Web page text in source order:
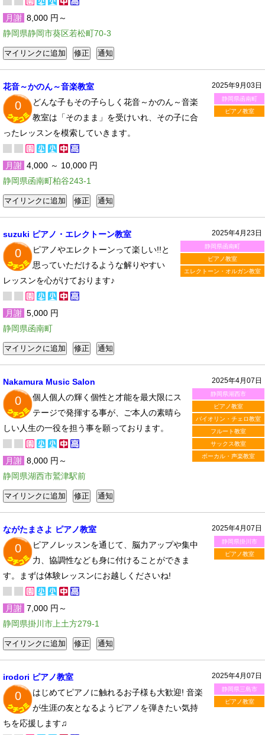
月謝 8,000 円～
静岡県静岡市葵区若松町70-3
2025年9月03日
静岡県函南町
ピアノ教室
花音～かのん～音楽教室
0
どんな子もその子らしく花音～かのん～音楽
教室は「そのまま」を受けいれ、その子に合
ったレッスンを模索していきます。
月謝 4,000 ～ 10,000 円
静岡県函南町柏谷243-1
2025年4月23日
静岡県函南町
ピアノ教室
エレクトーン・オルガン教室
suzuki ピアノ・エレクトーン教室
0
ピアノやエレクトーンって楽しい!!と
思っていただけるような解りやすい
レッスンを心がけております♪
月謝 5,000 円
静岡県函南町
2025年4月07日
静岡県湖西市
ピアノ教室
バイオリン・チェロ教室
フルート教室
サックス教室
ボーカル・声楽教室
Nakamura Music Salon
0
個人個人の輝く個性と才能を最大限にス
テージで発揮する事が、ご本人の素晴ら
しい人生の一役を担う事を願っております。
月謝 8,000 円～
静岡県湖西市鷲津駅前
2025年4月07日
静岡県掛川市
ピアノ教室
ながたまさよ ピアノ教室
0
ピアノレッスンを通じて、脳力アップや集中
力、協調性なども身に付けることができま
す。まずは体験レッスンにお越しくださいね!
月謝 7,000 円～
静岡県掛川市上土方279-1
2025年4月07日
静岡県三島市
ピアノ教室
irodori ピアノ教室
0
はじめてピアノに触れるお子様も大歓迎! 音楽
が生涯の友となるようピアノを弾きたい気持
ちを応援します♫